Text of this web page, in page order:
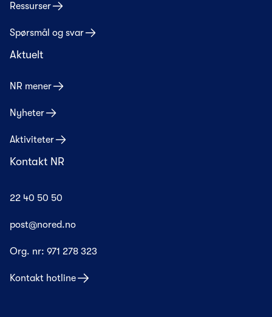
Ressurser
Spørsmål og svar
Aktuelt
NR mener
Nyheter
Aktiviteter
Kontakt NR
22 40 50 50
post@nored.no
Org. nr: 971 278 323
Kontakt hotline